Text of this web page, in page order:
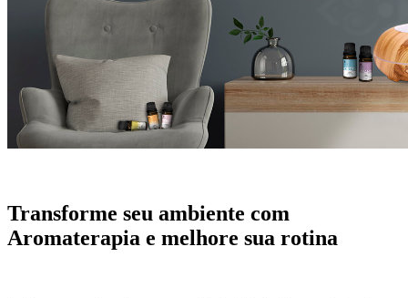
Transforme seu ambiente com
Aromaterapia e melhore sua rotina